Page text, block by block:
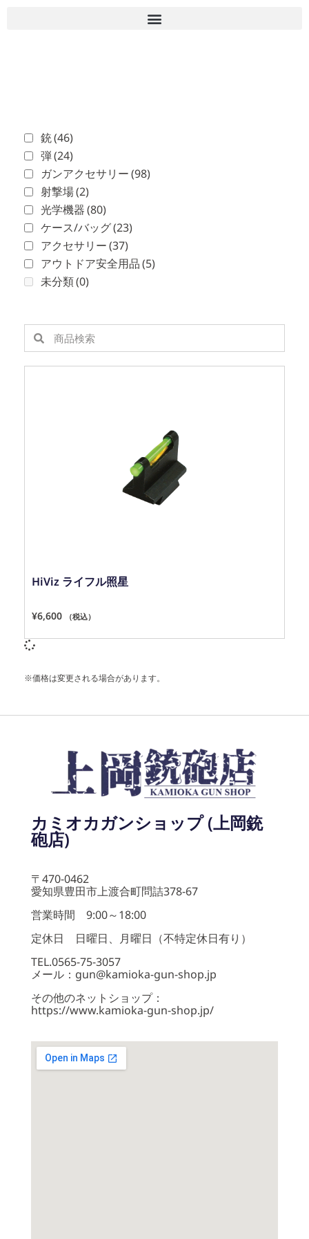
銃(46)
弾(24)
ガンアクセサリー(98)
射撃場(2)
光学機器(80)
ケース/バッグ(23)
アクセサリー(37)
アウトドア安全用品(5)
未分類(0)
HiViz ライフル照星
¥6,600 （税込）
※価格は変更される場合があります。
カミオカガンショップ (上岡銃
砲店)
〒470-0462
愛知県豊田市上渡合町問詰378-67
営業時間 9:00～18:00
定休日 日曜日、月曜日（不特定休日有り）
TEL.0565-75-3057
メール：gun@kamioka-gun-shop.jp
その他のネットショップ：
https://www.kamioka-gun-shop.jp/